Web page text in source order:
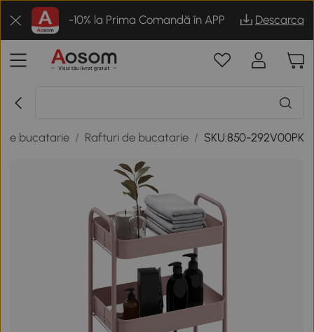
-10% la Prima Comandă în APP Descarca
de bucatarie / Rafturi de bucatarie / SKU:850-292V00PK